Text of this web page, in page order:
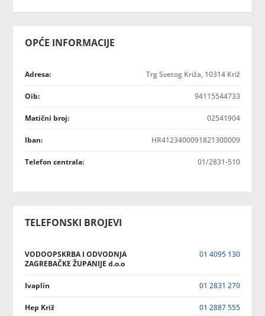
OPĆE INFORMACIJE
Adresa: Trg Svetog Križa, 10314 Križ
Oib: 94115544733
Matični broj: 02541904
Iban: HR4123400091821300009
Telefon centrala: 01/2831-510
TELEFONSKI BROJEVI
VODOOPSKRBA I ODVODNJA
ZAGREBAČKE ŽUPANIJE d.o.o
01 4095 130
Ivaplin 01 2831 270
Hep Križ 01 2887 555